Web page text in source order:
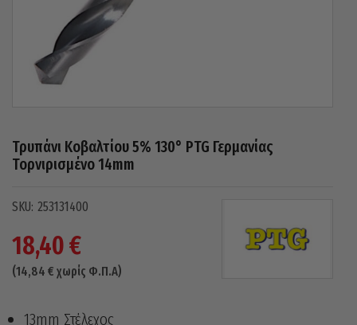
Τρυπάνι Κοβαλτίου 5% 130° PTG Γερμανίας
Τορνιρισμένο 14mm
253131400
18,40€
(14,84 € χωρίς Φ.Π.Α)
13mm Στέλεχος